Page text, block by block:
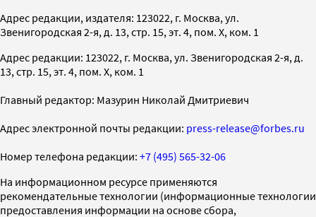
Адрес редакции, издателя: 123022, г. Москва, ул.
Звенигородская 2-я, д. 13, стр. 15, эт. 4, пом. X, ком. 1
Адрес редакции: 123022, г. Москва, ул. Звенигородская 2-я, д.
13, стр. 15, эт. 4, пом. X, ком. 1
Главный редактор: Мазурин Николай Дмитриевич
Адрес электронной почты редакции: press-release@forbes.ru
Номер телефона редакции: +7 (495) 565-32-06
На информационном ресурсе применяются
рекомендательные технологии (информационные технологии
предоставления информации на основе сбора,